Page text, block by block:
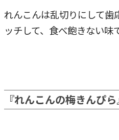
れんこんは乱切りにして歯
ッチして、食べ飽きない味
『れんこんの梅きんぴ